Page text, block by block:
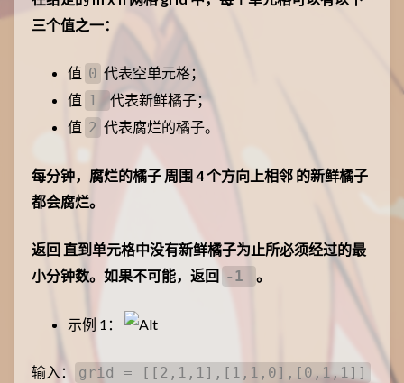
三个值之一：
值 0 代表空单元格；
值 1
代表新鲜橘子；
值 2 代表腐烂的橘子。
每分钟，腐烂的橘子 周围 4 个方向上相邻 的新鲜橘子
都会腐烂。
返回 直到单元格中没有新鲜橘子为止所必须经过的最
小分钟数。如果不可能，返回 -1 。
示例 1：
输入：
grid = [[2,1,1],[1,1,0],[0,1,1]]